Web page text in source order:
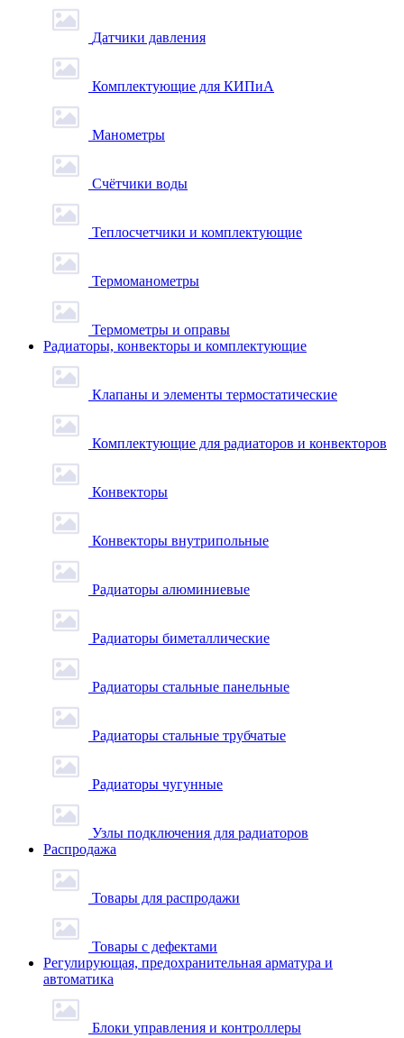
Датчики давления
Комплектующие для КИПиА
Манометры
Счётчики воды
Теплосчетчики и комплектующие
Термоманометры
Термометры и оправы
Радиаторы, конвекторы и комплектующие
Клапаны и элементы термостатические
Комплектующие для радиаторов и конвекторов
Конвекторы
Конвекторы внутрипольные
Радиаторы алюминиевые
Радиаторы биметаллические
Радиаторы стальные панельные
Радиаторы стальные трубчатые
Радиаторы чугунные
Узлы подключения для радиаторов
Распродажа
Товары для распродажи
Товары с дефектами
Регулирующая, предохранительная арматура и
автоматика
Блоки управления и контроллеры